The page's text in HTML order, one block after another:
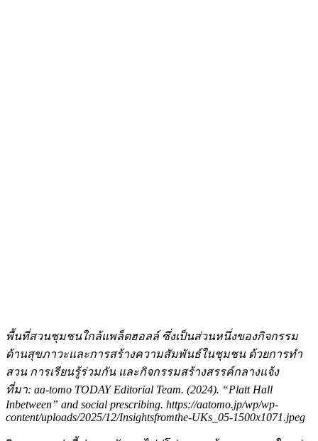
พื้นที่สวนชุมชนใกล้แพล็ตฮอลล์ ซึ่งเป็นส่วนหนึ่งของกิจกรรม
ด้านสุขภาวะและการสร้างความสัมพันธ์ในชุมชน ด้วยการทำ
สวน การเรียนรู้ร่วมกัน และกิจกรรมสร้างสรรค์กลางแจ้ง
ที่มา: aa-tomo TODAY Editorial Team. (2024). “Platt Hall
Inbetween” and social prescribing. https://aatomo.jp/wp/wp-
content/uploads/2025/12/Insightsfromthe-UKs_ 05-1500x1071.jpeg